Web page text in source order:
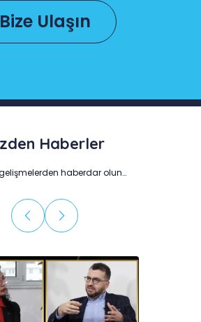
Bize Ulaşın
Haberler
haberdar olun…